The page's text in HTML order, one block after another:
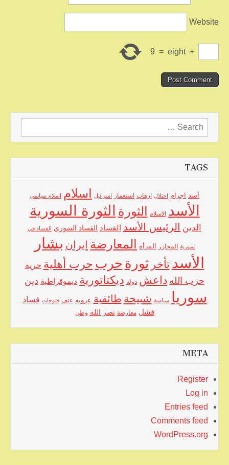
Website
+
eight
=
9
Search
for:
TAGS
أسد اجرام احتلال ارهاب استعمار اسرائيل اسلام اسلام سياسي
الأسد الاسلام الثورة الثورة السورية
الدين الرئيس الأسد الفساد الفساد السوري الفساد في
سورية المجازر المرأة المعارضة ايران بشار
الأسد تأخر ثورة حرب حرب أهلية حرية
حزب الله داعش دولة ديكتاتورية ديموقراطية دين
سوريا سياسة شبيحة طائفية عروبة عنف فتوحات فساد
فشل معارضة نصر الله وطن
META
Register
Log in
Entries feed
Comments feed
WordPress.org